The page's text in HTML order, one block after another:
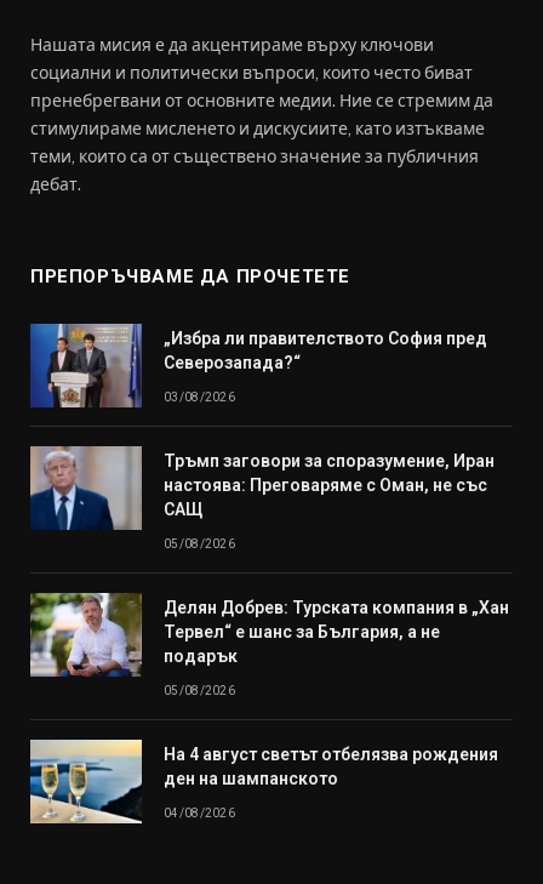
Нашата мисия е да акцентираме върху ключови
социални и политически въпроси, които често биват
пренебрегвани от основните медии. Ние се стремим да
стимулираме мисленето и дискусиите, като изтъкваме
теми, които са от съществено значение за публичния
дебат.
ПРЕПОРЪЧВАМЕ ДА ПРОЧЕТЕТЕ
„Избра ли правителството София пред
Северозапада?“
03/08/2026
Тръмп заговори за споразумение, Иран
настоява: Преговаряме с Оман, не със
САЩ
05/08/2026
Делян Добрев: Турската компания в „Хан
Тервел“ е шанс за България, а не
подарък
05/08/2026
На 4 август светът отбелязва рождения
ден на шампанското
04/08/2026